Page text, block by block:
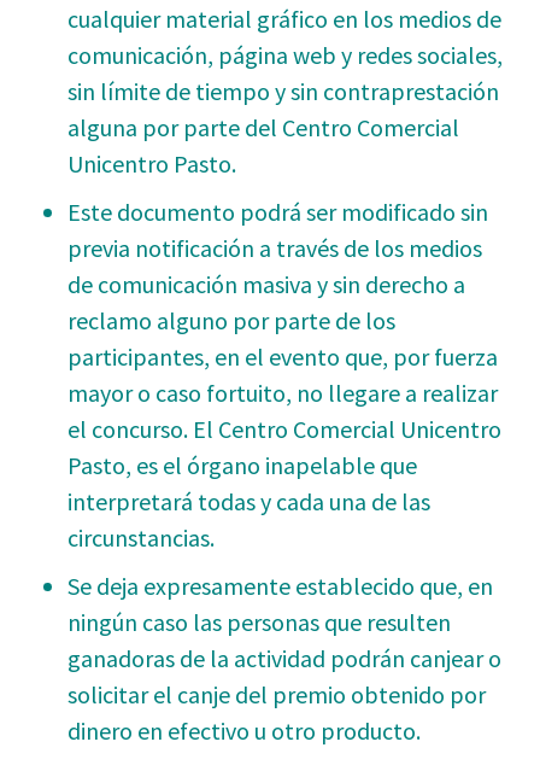
cualquier material gráfico en los medios de
comunicación, página web y redes sociales,
sin límite de tiempo y sin contraprestación
alguna por parte del Centro Comercial
Unicentro Pasto.
Este documento podrá ser modificado sin
previa notificación a través de los medios
de comunicación masiva y sin derecho a
reclamo alguno por parte de los
participantes, en el evento que, por fuerza
mayor o caso fortuito, no llegare a realizar
el concurso. El Centro Comercial Unicentro
Pasto, es el órgano inapelable que
interpretará todas y cada una de las
circunstancias.
Se deja expresamente establecido que, en
ningún caso las personas que resulten
ganadoras de la actividad podrán canjear o
solicitar el canje del premio obtenido por
dinero en efectivo u otro producto.